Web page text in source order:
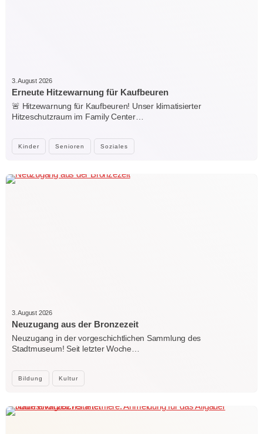
Kinder Senioren Soziales
3. August 2026
Erneute Hitzewarnung für Kaufbeuren
🚨 Hitzewarnung für Kaufbeuren! Unser klimatisierter
Hitzeschutzraum im Family Center…
Bildung Kultur
3. August 2026
Neuzugang aus der Bronzezeit
Neuzugang in der vorgeschichtlichen Sammlung des
Stadtmuseum! Seit letzter Woche…